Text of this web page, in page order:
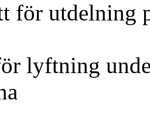
för utdelning
lyftning